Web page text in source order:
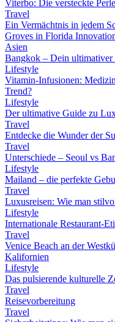
Viterbo: Die versteckte
Travel
Ein Vermächtnis in jedem
Groves in Florida
Asien
Bangkok – Dein ultimativer
Lifestyle
Vitamin-Infusionen:
Trend?
Lifestyle
Der ultimative Guide zu
Travel
Entdecke die Wunder der
Travel
Unterschiede – Seoul vs
Lifestyle
Mailand – die perfekte
Travel
Luxusreisen: Wie man
Lifestyle
Internationale Restaurant-
Travel
Venice Beach an der
Kalifornien
Lifestyle
Das pulsierende kulturelle
Travel
Reisevorbereitung
Travel